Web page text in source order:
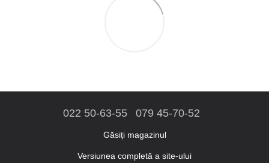
022 50-63-55 079 45-70-52
Găsiți magazinul
Versiunea completă a site-ului